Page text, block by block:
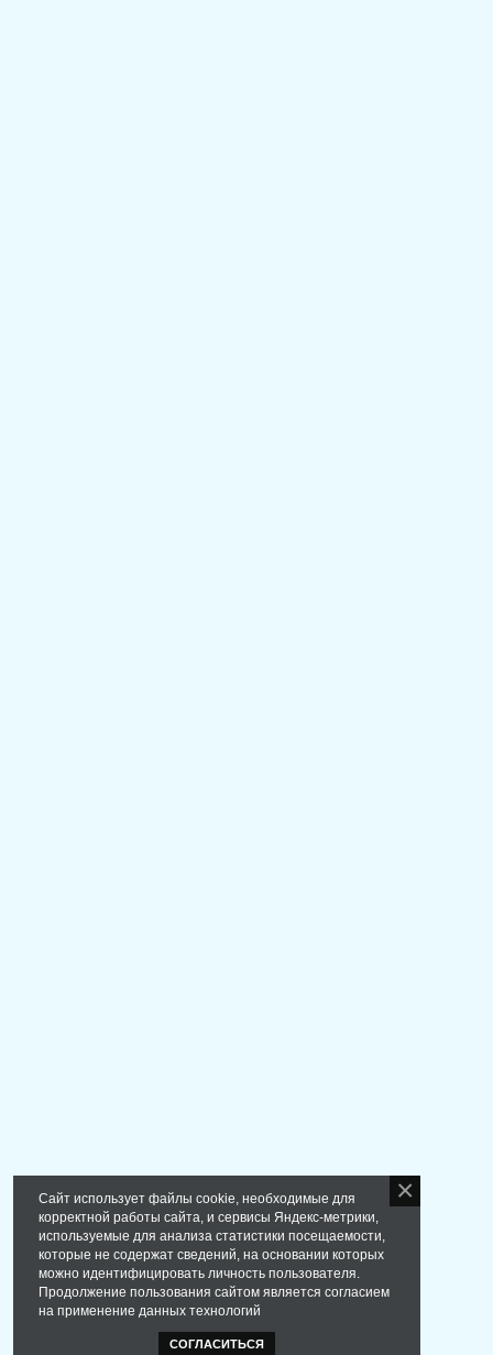
Сайт использует файлы cookie, необходимые для
корректной работы сайта, и сервисы Яндекс-метрики,
используемые для анализа статистики посещаемости,
которые не содержат сведений, на основании которых
можно идентифицировать личность пользователя.
Продолжение пользования сайтом является согласием
на применение данных технологий
СОГЛАСИТЬСЯ